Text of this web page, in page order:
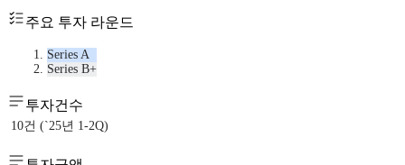
주요 투자 라운드
Series A
Series B+
투자건수
10건 (`25년 1-2Q)